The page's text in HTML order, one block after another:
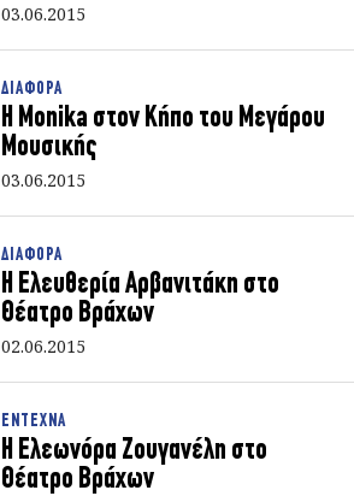
03.06.2015
ΔΙΑΦΟΡΑ
H Monika στον Κήπο του Μεγάρου
Μουσικής
03.06.2015
ΔΙΑΦΟΡΑ
Η Ελευθερία Αρβανιτάκη στο
Θέατρο Βράχων
02.06.2015
ΕΝΤΕΧΝΑ
Η Ελεωνόρα Ζουγανέλη στο
Θέατρο Βράχων